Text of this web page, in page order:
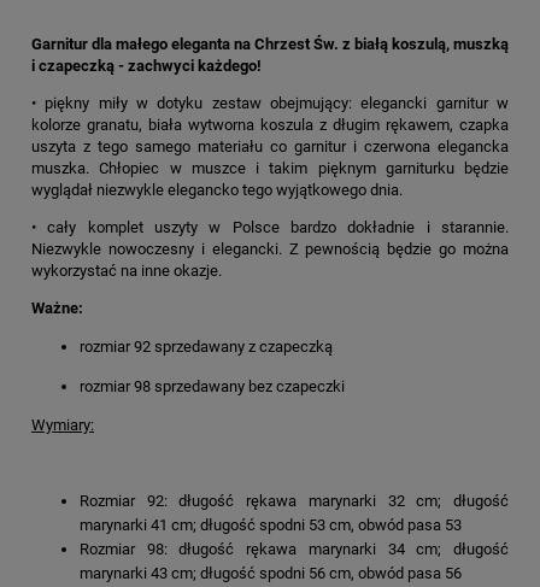
Garnitur dla małego eleganta na Chrzest Św. z białą koszulą, muszką
i czapeczką - zachwyci każdego!
• piękny miły w dotyku zestaw obejmujący: elegancki garnitur w
kolorze granatu, biała wytworna koszula z długim rękawem, czapka
uszyta z tego samego materiału co garnitur i czerwona elegancka
muszka. Chłopiec w muszce i takim pięknym garniturku będzie
wyglądał niezwykle elegancko tego wyjątkowego dnia.
• cały komplet uszyty w Polsce bardzo dokładnie i starannie.
Niezwykle nowoczesny i elegancki. Z pewnością będzie go można
wykorzystać na inne okazje.
Ważne:
rozmiar 92 sprzedawany z czapeczką
rozmiar 98 sprzedawany bez czapeczki
Wymiary:
Rozmiar 92: długość rękawa marynarki 32 cm; długość
marynarki 41 cm; długość spodni 53 cm, obwód pasa 53
Rozmiar 98: długość rękawa marynarki 34 cm; długość
marynarki 43 cm; długość spodni 56 cm, obwód pasa 56